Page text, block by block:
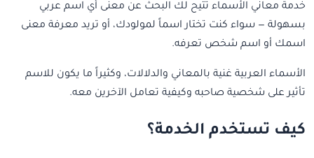
خدمة معاني الأسماء تتيح لك البحث عن معنى أي اسم عربي
بسهولة — سواء كنت تختار اسماً لمولودك، أو تريد معرفة معنى
اسمك أو اسم شخص تعرفه.
الأسماء العربية غنية بالمعاني والدلالات، وكثيراً ما يكون للاسم
تأثير على شخصية صاحبه وكيفية تعامل الآخرين معه.
كيف تستخدم الخدمة؟